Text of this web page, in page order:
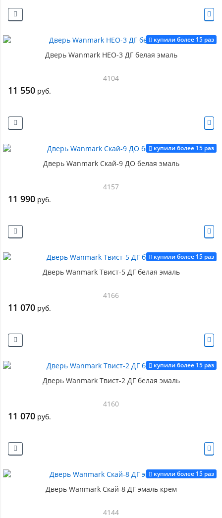
купили более 15 раз
Дверь Wanmark НЕО-3 ДГ белая эмаль
4104
11 550 руб.
купили более 15 раз
Дверь Wanmark Скай-9 ДО белая эмаль
4157
11 990 руб.
купили более 15 раз
Дверь Wanmark Твист-5 ДГ белая эмаль
4166
11 070 руб.
купили более 15 раз
Дверь Wanmark Твист-2 ДГ белая эмаль
4160
11 070 руб.
купили более 15 раз
Дверь Wanmark Скай-8 ДГ эмаль крем
4144